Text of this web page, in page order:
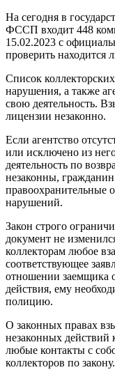
На сегодня в
ФССП входит 448
15.02.2023 с
проверить находится
Список
нарушения, а также
свою деятельность.
лицензии незаконно.
Если агентство
или исключено из
деятельность по
незаконны, гражданин
правоохранительные
нарушений.
Закон строго
документ не
коллекторам любое
соответствующее
отношении заемщика
действия, ему
полицию.
О законных правах
незаконных действий
любые контакты с
коллекторов по закону.